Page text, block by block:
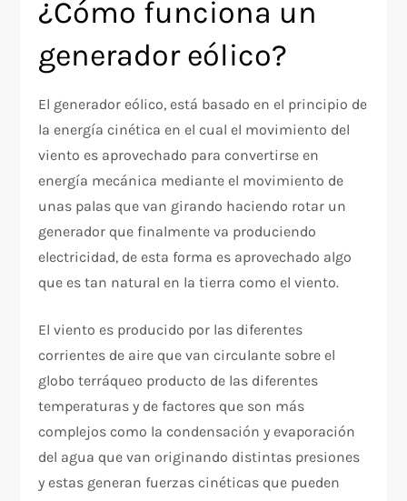
¿Cómo funciona un
generador eólico?
El generador eólico, está basado en el principio de
la energía cinética en el cual el movimiento del
viento es aprovechado para convertirse en
energía mecánica mediante el movimiento de
unas palas que van girando haciendo rotar un
generador que finalmente va produciendo
electricidad, de esta forma es aprovechado algo
que es tan natural en la tierra como el viento.
El viento es producido por las diferentes
corrientes de aire que van circulante sobre el
globo terráqueo producto de las diferentes
temperaturas y de factores que son más
complejos como la condensación y evaporación
del agua que van originando distintas presiones
y estas generan fuerzas cinéticas que pueden